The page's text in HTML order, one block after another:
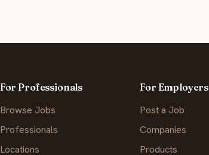
For Professionals
Browse Jobs
Professionals
Locations
For Employers
Post a Job
Companies
Products